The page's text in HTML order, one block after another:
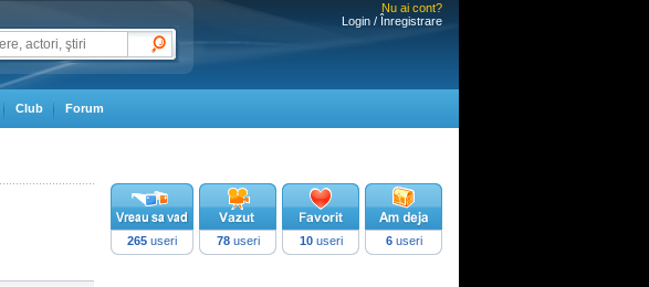
Nu ai cont?
Login / Înregistrare
Club Forum
265 useri 78useri 10useri 6useri